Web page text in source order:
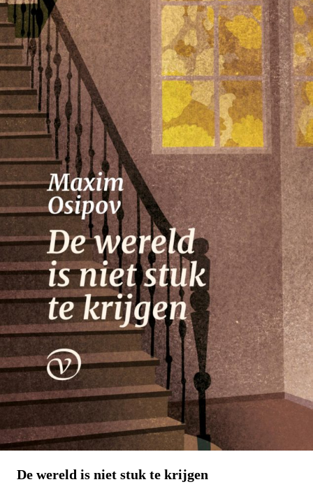
Nico Dros
Willem die Madoc maakte
€29,00
LEES MEER
De wereld is niet stuk te krijgen